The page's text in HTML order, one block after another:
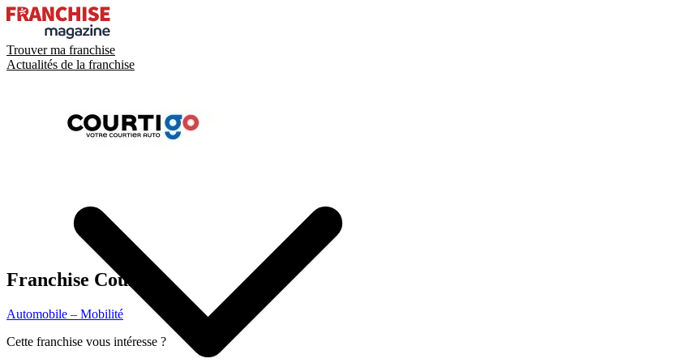
Trouver ma franchise
Actualités de la franchise
Franchise Courtigo
Automobile – Mobilité
Cette franchise vous intéresse ?